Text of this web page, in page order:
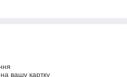
вашу картку